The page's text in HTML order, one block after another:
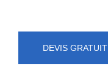
DEVIS GRATUIT